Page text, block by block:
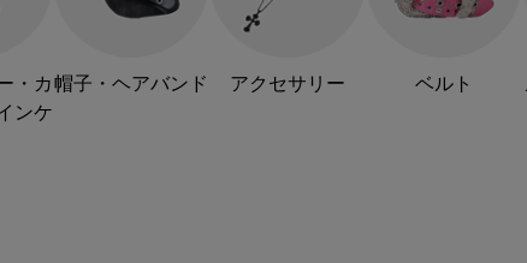
・カ
ンケ
帽子・ヘアバンド アクセサリー ベルト